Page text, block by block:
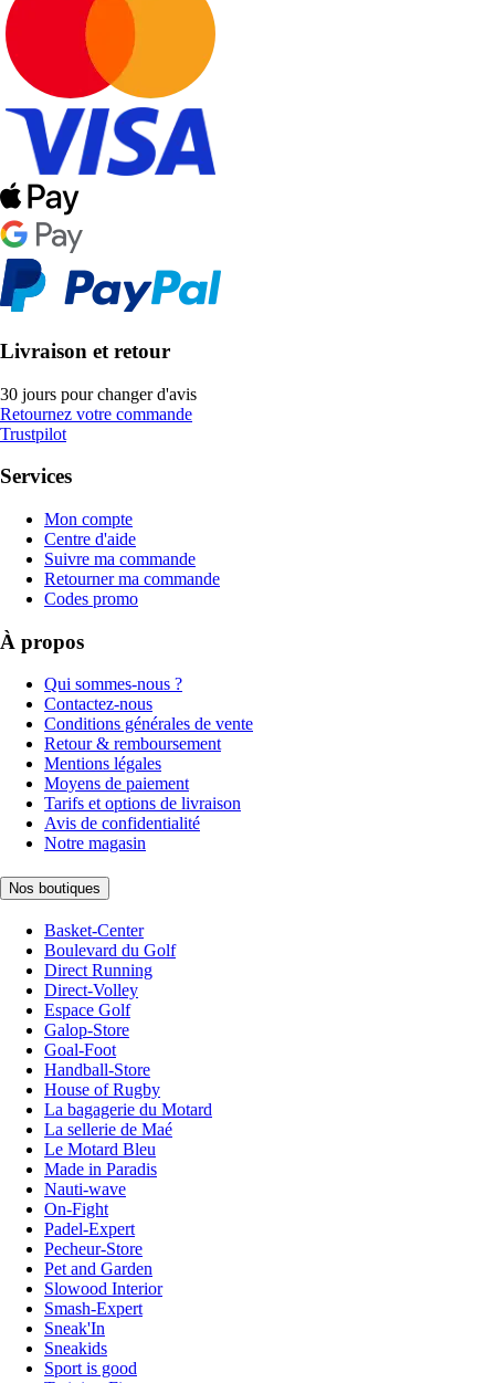
Livraison et retour
30 jours pour changer d'avis
Retournez votre commande
Trustpilot
Services
Mon compte
Centre d'aide
Suivre ma commande
Retourner ma commande
Codes promo
À propos
Qui sommes-nous ?
Contactez-nous
Conditions générales de vente
Retour & remboursement
Mentions légales
Moyens de paiement
Tarifs et options de livraison
Avis de confidentialité
Notre magasin
Nos boutiques
Basket-Center
Boulevard du Golf
Direct Running
Direct-Volley
Espace Golf
Galop-Store
Goal-Foot
Handball-Store
House of Rugby
La bagagerie du Motard
La sellerie de Maé
Le Motard Bleu
Made in Paradis
Nauti-wave
On-Fight
Padel-Expert
Pecheur-Store
Pet and Garden
Slowood Interior
Smash-Expert
Sneak'In
Sneakids
Sport is good